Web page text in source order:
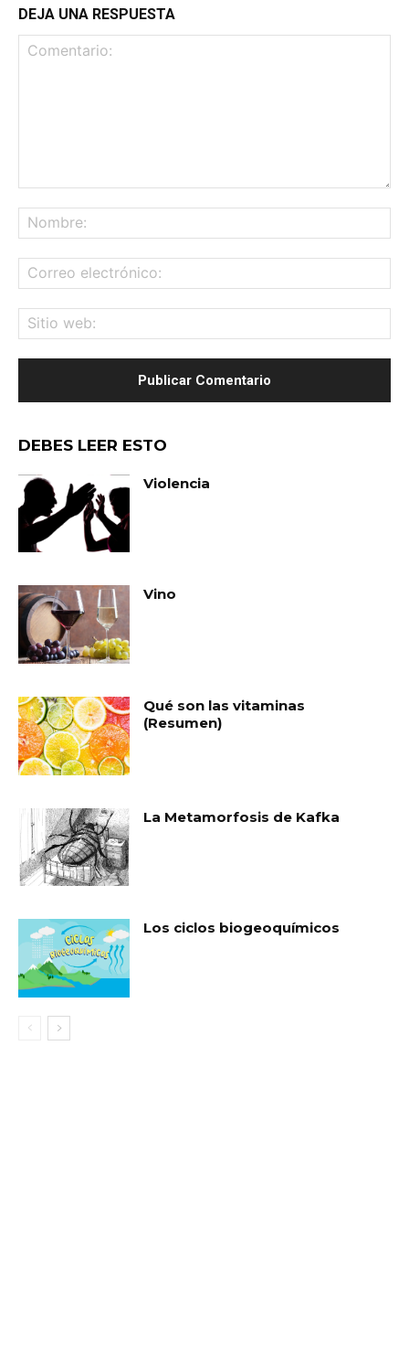
DEJA UNA RESPUESTA
DEBES LEER ESTO
Violencia
Vino
Qué son las vitaminas
(Resumen)
La Metamorfosis de Kafka
Los ciclos biogeoquímicos